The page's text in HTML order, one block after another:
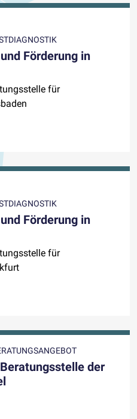
Förderung in
für
Förderung in
für
der